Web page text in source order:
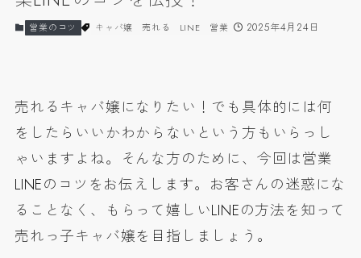
営業のコツ キャバ嬢 売れる LINE 営業 2025年4月24日
売れるキャバ嬢になりたい！でも具体的には何
をしたらいいかわからないという方もいらっし
ゃいますよね。そんな方のために、今回は営業
LINEのコツをお伝えします。 お客さんの迷惑にな
ることなく、もらって嬉しいLINEの方法を知って
売れっ子キャバ嬢を目指しましょう。